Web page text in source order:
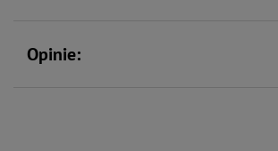
Opinie: